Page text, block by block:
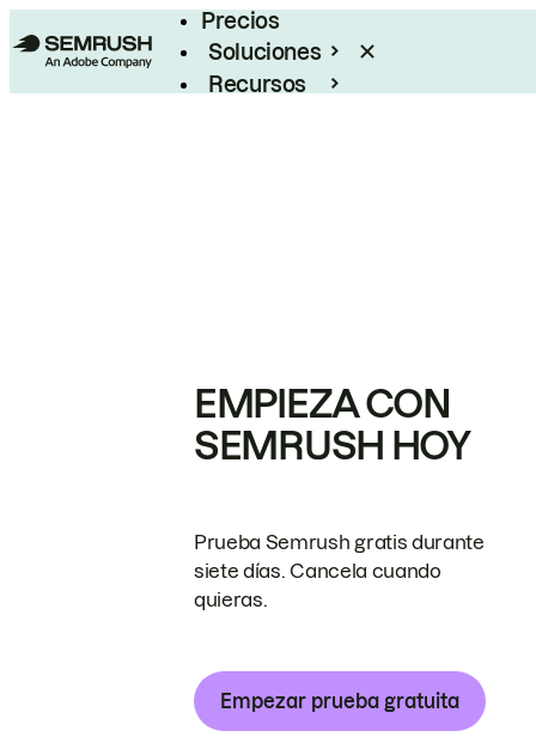
Precios
Soluciones
Recursos
EMPIEZA CON
SEMRUSH HOY
Prueba Semrush gratis durante
siete días. Cancela cuando
quieras.
Empezar prueba gratuita